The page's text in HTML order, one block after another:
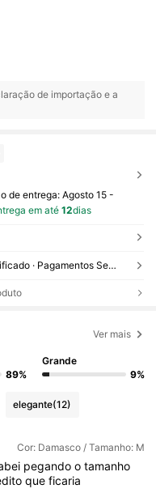
de importação e a
de entrega:Agosto 15 -
em até 12dias
Reenviar se o item estiver perdido/danificado · Pagamentos Seguros · Proteção de privacidade
Ver mais
89%
Grande
9%
elegante(12)
Cor: Damasco / Tamanho: M
pegando o tamanho
queficaria